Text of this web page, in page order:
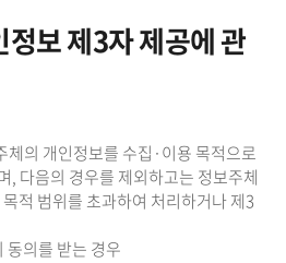
보 제3자 제공에 관
체의 개인정보를 수집·이용 목적으로
, 다음의 경우를 제외하고는 정보주체
적 범위를 초과하여 처리하거나 제3
동의를 받는 경우